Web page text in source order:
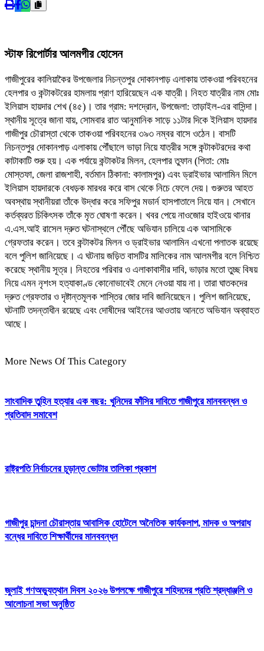
স্টাফ রিপোর্টার আলমগীর হোসেন
গাজীপুরের কালিয়াকৈর উপজেলার নিচন্তপুর দোকানপাড় এলাকায় তাকওয়া পরিবহনের
হেলপার ও কন্টাকটরের হামলায় প্রাণ হারিয়েছেন এক যাত্রী। নিহত যাত্রীর নাম মোঃ
ইলিয়াস হায়দার শেখ (৪৫)। তার গ্রাম: দশদ্রোন, উপজেলা: তাড়াইল-এর বাসিন্দা।
স্থানীয় সূত্রে জানা যায়, সোমবার রাত আনুমানিক সাড়ে ১১টার দিকে ইলিয়াস হায়দার
গাজীপুর চৌরাস্তা থেকে তাকওয়া পরিবহনের ৩৯৩ নম্বর বাসে ওঠেন। বাসটি
নিচন্তপুর দোকানপাড় এলাকায় পৌঁছালে ভাড়া নিয়ে যাত্রীর সঙ্গে কন্টাকটরদের কথা
কাটাকাটি শুরু হয়। এক পর্যায়ে কন্টাকটর মিলন, হেলপার তুফান (পিতা: মোঃ
মোস্তফা, জেলা রাজশাহী, বর্তমান ঠিকানা: কালামপুর) এবং ড্রাইভার আলামিন মিলে
ইলিয়াস হায়দারকে বেধড়ক মারধর করে বাস থেকে নিচে ফেলে দেয়। গুরুতর আহত
অবস্থায় স্থানীয়রা তাঁকে উদ্ধার করে সফিপুর মডার্ন হাসপাতালে নিয়ে যান। সেখানে
কর্তব্যরত চিকিৎসক তাঁকে মৃত ঘোষণা করেন। খবর পেয়ে নাওজোর হাইওয়ে থানার
এ.এস.আই রাসেল দ্রুত ঘটনাস্থলে পৌঁছে অভিযান চালিয়ে এক আসামিকে
গ্রেফতার করেন। তবে কন্টাকটর মিলন ও ড্রাইভার আলামিন এখনো পলাতক রয়েছে
বলে পুলিশ জানিয়েছে। এ ঘটনায় জড়িত বাসটির মালিকের নাম আলমগীর বলে নিশ্চিত
করেছে স্থানীয় সূত্র। নিহতের পরিবার ও এলাকাবাসীর দাবি, ভাড়ার মতো তুচ্ছ বিষয়
নিয়ে এমন নৃশংস হত্যাকাণ্ড কোনোভাবেই মেনে নেওয়া যায় না। তারা ঘাতকদের
দ্রুত গ্রেফতার ও দৃষ্টান্তমূলক শাস্তির জোর দাবি জানিয়েছেন। পুলিশ জানিয়েছে,
ঘটনাটি তদন্তাধীন রয়েছে এবং দোষীদের আইনের আওতায় আনতে অভিযান অব্যাহত
আছে।
More News Of This Category
সাংবাদিক তুহিন হত্যার এক বছর: খুনিদের ফাঁসির দাবিতে গাজীপুরে মানববন্ধন ও
প্রতিবাদ সমাবেশ
রাষ্ট্রপতি নির্বাচনের চূড়ান্ত ভোটার তালিকা প্রকাশ
গাজীপুর চান্দনা চৌরাস্তায় আবাসিক হোটেলে অনৈতিক কার্যকলাপ, মাদক ও অপরাধ
বন্ধের দাবিতে শিক্ষার্থীদের মানববন্ধন
জুলাই গণঅভ্যুত্থান দিবস ২০২৬ উপলক্ষে গাজীপুরে শহিদদের প্রতি শ্রদ্ধাঞ্জলি ও
আলোচনা সভা অনুষ্ঠিত